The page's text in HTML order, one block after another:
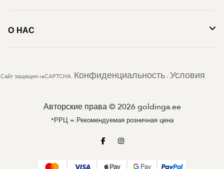
О НАС
Сайт защищен reCAPTCHA. Конфиденциальность - Условия
Авторские права © 2026 goldinga.ee
*РРЦ = Рекомендуемая розничная цена